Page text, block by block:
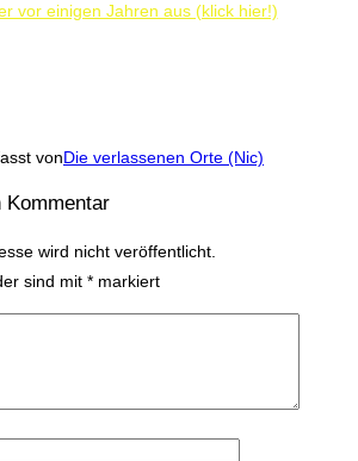
vor einigen Jahren aus (klick hier!)
vonDie verlassenen Orte (Nic)
Kommentar
wird nicht veröffentlicht.
sind mit * markiert